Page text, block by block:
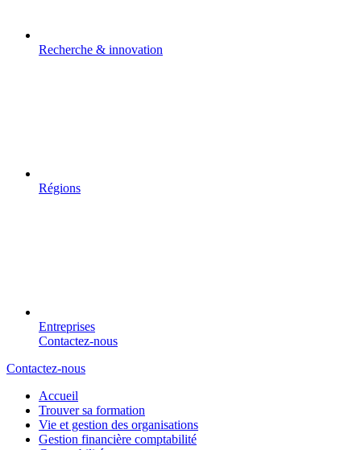
Recherche & innovation
Régions
Entreprises
Contactez-nous
Contactez-nous
Accueil
Trouver sa formation
Vie et gestion des organisations
Gestion financière comptabilité